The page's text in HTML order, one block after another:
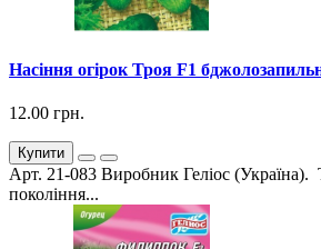
Насіння огірок Троя F1
12.00 грн.
Купити
Арт. 21-083 Виробник Геліос (Україна).
покоління...